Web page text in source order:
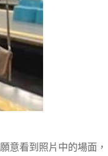
意看到照片中的場面，